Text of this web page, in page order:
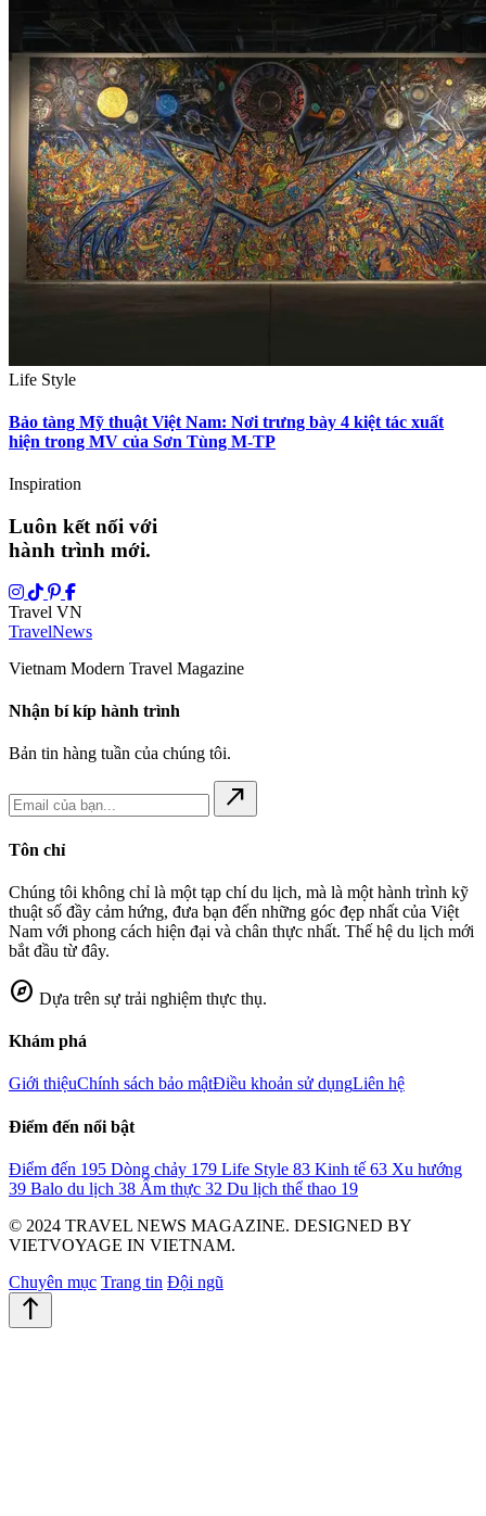
Life Style
Bảo tàng Mỹ thuật Việt Nam: Nơi trưng bày 4 kiệt tác xuất
hiện trong MV của Sơn Tùng M-TP
Inspiration
Luôn kết nối với
hành trình mới.
Travel VN
TravelNews
Vietnam Modern Travel Magazine
Nhận bí kíp hành trình
Bản tin hàng tuần của chúng tôi.
north_east
Tôn chỉ
Chúng tôi không chỉ là một tạp chí du lịch, mà là một hành trình kỹ
thuật số đầy cảm hứng, đưa bạn đến những góc đẹp nhất của Việt
Nam với phong cách hiện đại và chân thực nhất. Thế hệ du lịch mới
bắt đầu từ đây.
explore Dựa trên sự trải nghiệm thực thụ.
Khám phá
Giới thiệuChính sách bảo mậtĐiều khoản sử dụngLiên hệ
Điểm đến nổi bật
Điểm đến 195 Dòng chảy 179 Life Style 83 Kinh tế 63 Xu hướng
39 Balo du lịch 38 Ẩm thực 32 Du lịch thể thao 19
© 2024 TRAVEL NEWS MAGAZINE. DESIGNED BY
VIETVOYAGE IN VIETNAM.
Chuyên mục Trang tin Đội ngũ
north